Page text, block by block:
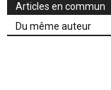
Articles en commun
Du même auteur